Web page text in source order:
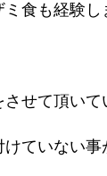
食も経験し
せて頂いて
ていない事